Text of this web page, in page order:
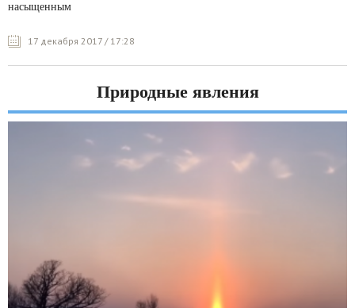
насыщенным
17 декабря 2017 / 17:28
Природные явления